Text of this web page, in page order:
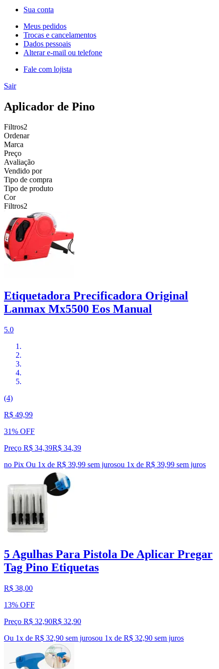
Sua conta
Meus pedidos
Trocas e cancelamentos
Dados pessoais
Alterar e-mail ou telefone
Fale com lojista
Sair
Aplicador de Pino
Filtros2
Ordenar
Marca
Preço
Avaliação
Vendido por
Tipo de compra
Tipo de produto
Cor
Filtros2
Etiquetadora Precificadora Original
Lanmax Mx5500 Eos Manual
5.0
(4)
R$ 49,99
31% OFF
Preço R$ 34,39R$ 34,39
no Pix Ou 1x de R$ 39,99 sem jurosou 1x de R$ 39,99 sem juros
5 Agulhas Para Pistola De Aplicar Pregar
Tag Pino Etiquetas
R$ 38,00
13% OFF
Preço R$ 32,90R$ 32,90
Ou 1x de R$ 32,90 sem jurosou 1x de R$ 32,90 sem juros